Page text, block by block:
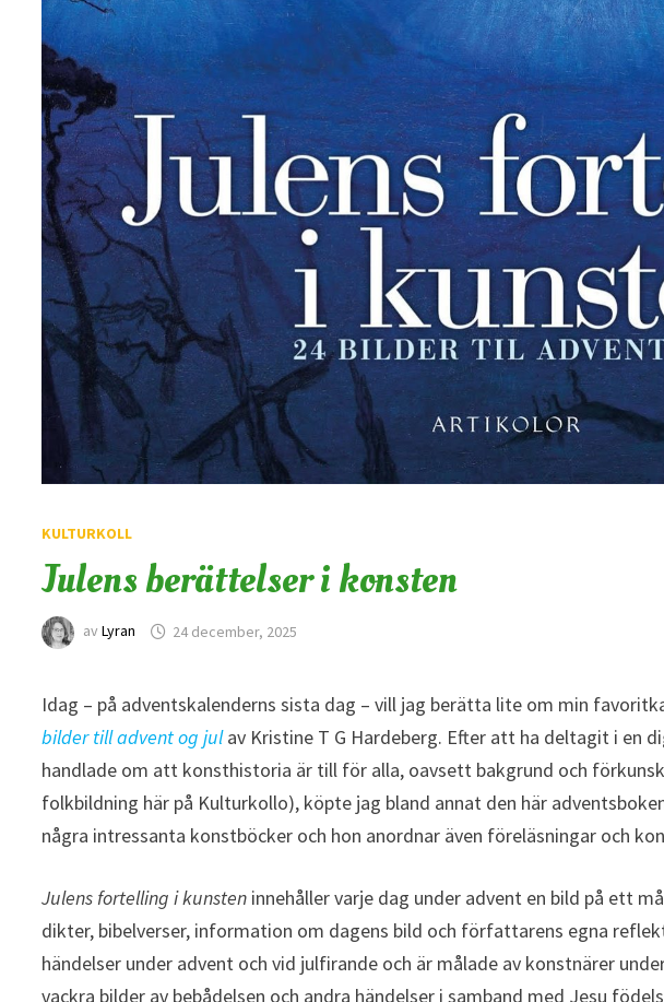
KULTURKOLL
Julens berättelser i konsten
avLyran 24 december, 2025
Idag – på adventskalenderns sista dag – vill jag berätta lite om min
bilder till advent og julav Kristine T G Hardeberg. Efter att ha deltagit i en
handlade om att konsthistoria är till för alla, oavsett bakgrund och
folkbildning här på Kulturkollo), köpte jag bland annat den här
några intressanta konstböcker och hon anordnar även föreläsningar och
Julens fortelling i kunsten innehåller varje dag under advent en bild på ett
dikter, bibelverser, information om dagens bild och författarens egna
händelser under advent och vid julfirande och är målade av konstnärer
vackra bilder av bebådelsen och andra händelser i samband med Jesu